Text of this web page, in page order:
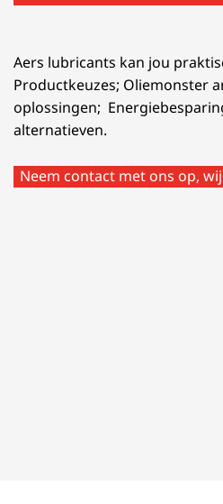
Aers lubricants kan jou
Productkeuzes; Oliemonster
oplossingen;
alternatieven.
Neem contact met ons op,